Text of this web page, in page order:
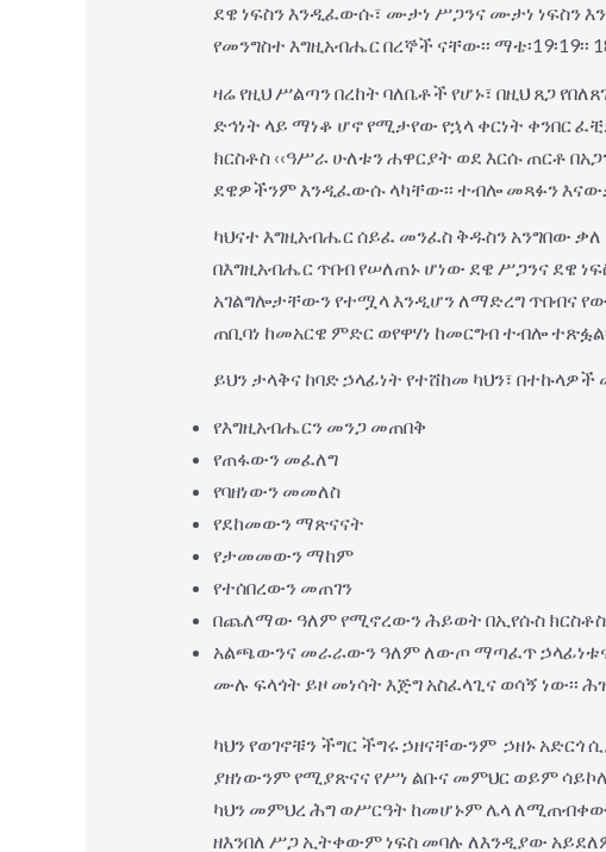
ደዌ ነፍስን እንዲፈውሱ፣ ሙታነ ሥጋንና ሙታነ ነፍስን
የመንግስተ እግዚአብሔር በረኞች ናቸው፡፡ ማቴ፡19፡19፡፡
ዛሬ የዚህ ሥልጣን በረከት ባለቤቶች የሆኑ፣ በዚህ ጸጋ
ድኅነት ላይ ማነቆ ሆኖ የሚታየው የኋላ ቀርነት ቀንበር
ክርስቶስ ‹‹ዓሥራ ሁለቱን ሐዋርያት ወደ እርሱ ጠርቶ
ደዌዎችንም እንዲፈውሱ ላካቸው፡፡ ተብሎ መጻፉን
ካህናተ እግዚአብሔር ሰይፈ መንፈስ ቅዱስን አንግበው
በእግዚአብሔር ጥበብ የሠለጠኑ ሆነው ደዌ ሥጋንና ደዌ
አገልግሎታቸውን የተሟላ እንዲሆን ለማድረግ ጥበብና
ጠቢባነ ከመአርዌ ምድር ወየዋሃነ ከመርግብ ተብሎ ተጽፏል፡፡
ይህን ታላቅና ከባድ ኃላፊነት የተሸከመ ካህን፣ በተኩላዎች
የእግዚአብሔርን መንጋ መጠበቅ
የጠፋውን መፈለግ
የባዘነውን መመለስ
የደከመውን ማጽናናት
የታመመውን ማከም
የተሰበረውን መጠገን
በጨለማው ዓለም የሚኖረውን ሕይወት በኢየሱስ ክርስቶስ
አልጫውንና መራራውን ዓለም ለውጦ ማጣፈጥ ኃላፊነቱና
ሙሉ ፍላጎት ይዞ መነሳት እጅግ አስፈላጊና ወሳኝ ነው፡፡
ካህን የወገኖቹን ችግር ችግሩ ኃዘናቸውንም ኃዘኑ
ያዘነውንም የሚያጽናና የሥነ ልቡና መምህር ወይም
ካህን መምህረ ሕግ ወሥርዓት ከመሆኑም ሌላ
ዘእንበለ ሥጋ ኢትቀውም ነፍስ መባሉ ለእንዲያው